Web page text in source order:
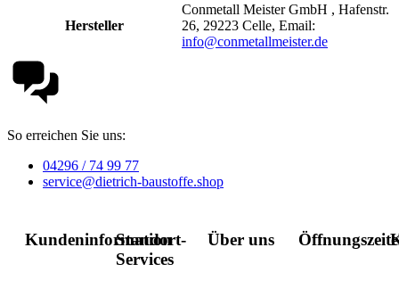
Hersteller
Conmetall Meister GmbH , Hafenstr.
26, 29223 Celle, Email:
info@conmetallmeister.de
So erreichen Sie uns:
04296 / 74 99 77
service@dietrich-baustoffe.shop
Kundeninformation
Standort-
Services
Über uns